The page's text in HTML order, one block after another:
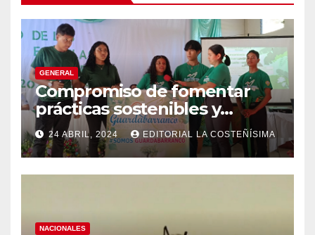
GENERAL
Compromiso de fomentar
prácticas sostenibles y
conciencia ecológica en las
instituciones educativas
24 ABRIL, 2024 EDITORIAL LA COSTEÑÍSIMA
NACIONALES